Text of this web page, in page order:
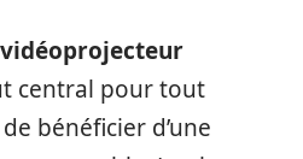
central pour tout
bénéficier d’une